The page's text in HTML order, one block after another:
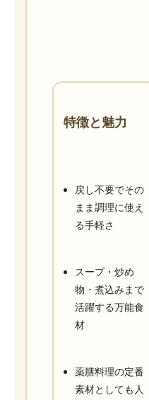
特徴と魅力
戻し不要でその
まま調理に使え
る手軽さ
スープ・炒め
物・煮込みまで
活躍する万能食
材
薬膳料理の定番
素材としても人